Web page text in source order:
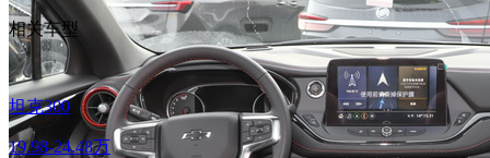
相关车型
坦克300
19.98-24.48万